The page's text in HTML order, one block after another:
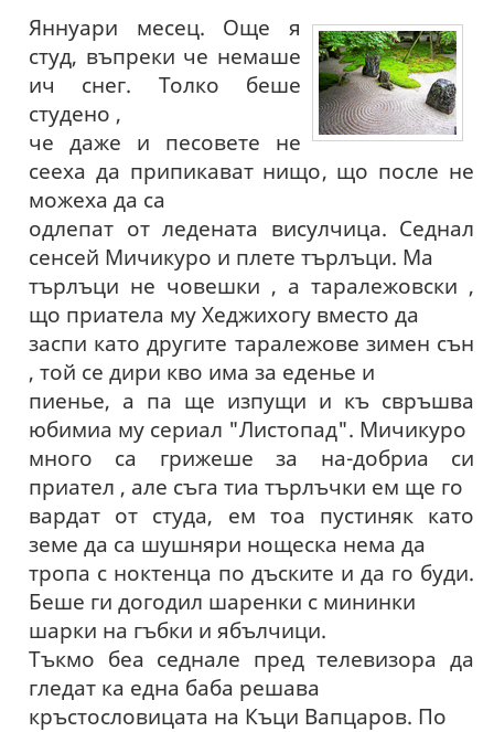
Яннуари месец. Още я
студ, въпреки че немаше
ич снег. Толко беше
студено ,
че даже и песовете не
сееха да припикават нищо, що после не
можеха да са
одлепат от ледената висулчица. Седнал
сенсей Мичикуро и плете търлъци. Ма
търлъци не човешки , а таралежовски ,
що приатела му Хеджихогу вместо да
заспи като другите таралежове зимен сън
, той се дири кво има за еденье и
пиенье, а па ще изпущи и къ свръшва
юбимиа му сериал "Листопад". Мичикуро
много са грижеше за на-добриа си
приател , але съга тиа търлъчки ем ще го
вардат от студа, ем тоа пустиняк като
земе да са шушняри нощеска нема да
тропа с ноктенца по дъските и да го буди.
Беше ги догодил шаренки с мининки
шарки на гъбки и ябълчици.
Тъкмо беа седнале пред телевизора да
гледат ка една баба решава
кръстословицата на Къци Вапцаров. По